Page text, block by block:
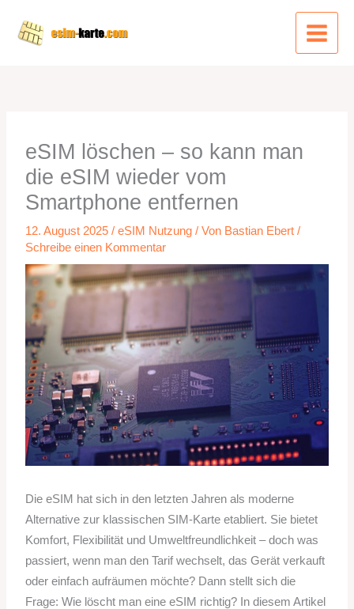
Inhalt
eSIM löschen – so kann man
die eSIM wieder vom
Smartphone entfernen
12. August 2025/eSIM Nutzung / Von Bastian Ebert/
Schreibe einen Kommentar
Die eSIM hat sich in den letzten Jahren als moderne
Alternative zur klassischen SIM-Karte etabliert. Sie bietet
Komfort, Flexibilität und Umweltfreundlichkeit – doch was
passiert, wenn man den Tarif wechselt, das Gerät verkauft
oder einfach aufräumen möchte? Dann stellt sich die
Frage: Wie löscht man eine eSIM richtig? In diesem Artikel